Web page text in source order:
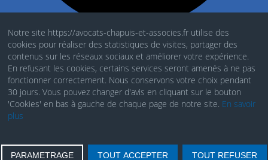
Mentions Légales
Politique de cookies
RGDP
Notre site https://avocats-chapuis-et-associes.fr utilise des
cookies pour réaliser des statistiques de visites, partager des
contenus sur les réseaux sociaux et améliorer votre expérience.
En refusant les cookies, certains services seront amenés à ne pas
fonctionner correctement. Nous conservons votre choix pendant
30 jours. Vous pouvez changer d'avis en cliquant sur le bouton
'Cookies' en bas à gauche de chaque page de notre site. En savoir
plus
PARAMETRAGE TOUT ACCEPTER TOUT REFUSER